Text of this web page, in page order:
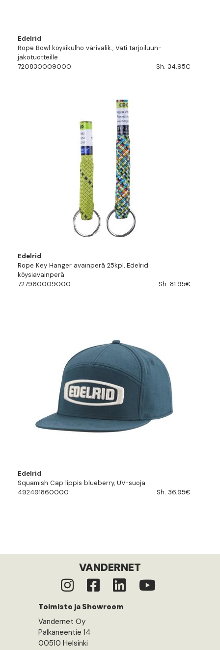
Edelrid
Rope Bowl köysikulho värivalik., Vati tarjoiluun-
jakotuotteille
720830009000
Sh. 34.95€
Edelrid
Rope Key Hanger avainperä 25kpl, Edelrid
köysiavainperä
727960009000
Sh. 81.95€
Edelrid
Squamish Cap lippis blueberry, UV-suoja
492491860000
Sh. 36.95€
VANDERNET
Toimisto ja Showroom
Vandernet Oy
Pälkäneentie 14
00510 Helsinki